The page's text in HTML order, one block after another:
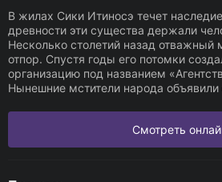
В жилах Сики Итиносэ течет
древности эти существа держали
Несколько столетий назад отважный
отпор. Спустя годы его потомки
организацию под названием
Нынешние мстители народа объявили
Смотреть